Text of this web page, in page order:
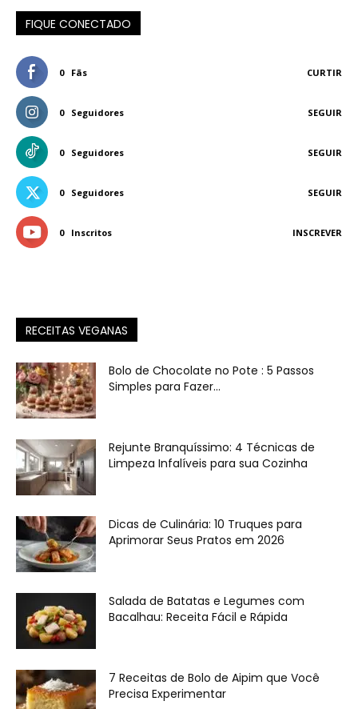
FIQUE CONECTADO
0 Fãs CURTIR
0 Seguidores SEGUIR
0 Seguidores SEGUIR
0 Seguidores SEGUIR
0 Inscritos INSCREVER
RECEITAS VEGANAS
Bolo de Chocolate no Pote : 5 Passos
Simples para Fazer...
Rejunte Branquíssimo: 4 Técnicas de
Limpeza Infalíveis para sua Cozinha
Dicas de Culinária: 10 Truques para
Aprimorar Seus Pratos em 2026
Salada de Batatas e Legumes com
Bacalhau: Receita Fácil e Rápida
7 Receitas de Bolo de Aipim que Você
Precisa Experimentar